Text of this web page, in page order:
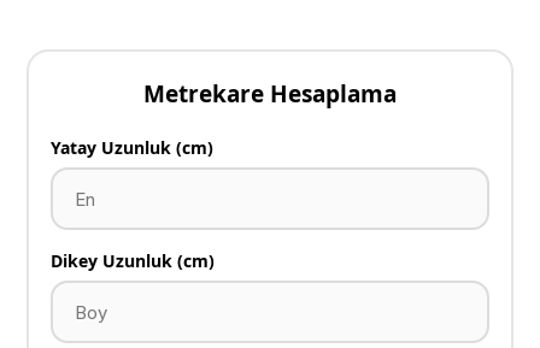
Metrekare Hesaplama
Yatay Uzunluk (cm)
Dikey Uzunluk (cm)